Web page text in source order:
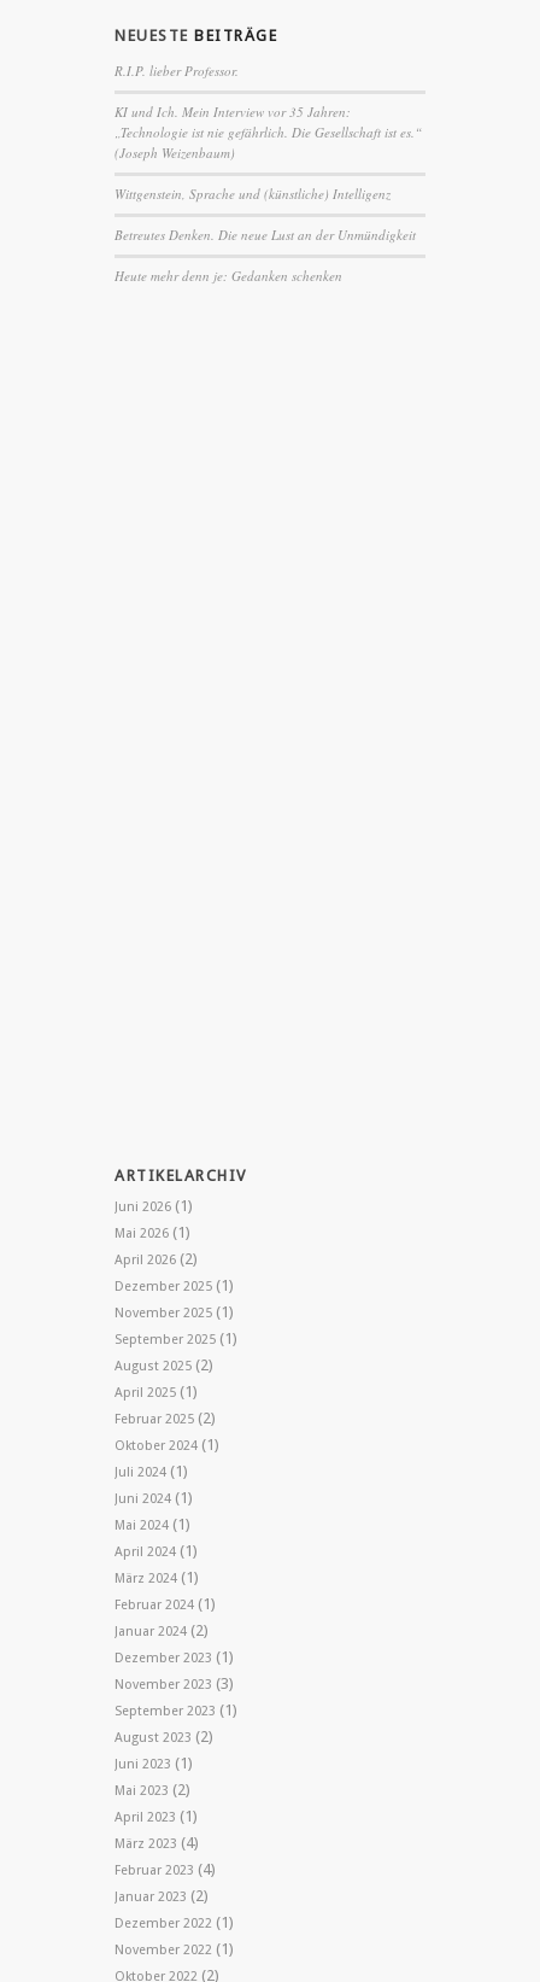
NEUESTE BEITRÄGE
R.I.P. lieber Professor.
KI und Ich. Mein Interview vor 35 Jahren:
„Technologie ist nie gefährlich. Die Gesellschaft ist es.“
(Joseph Weizenbaum)
Wittgenstein, Sprache und (künstliche) Intelligenz
Betreutes Denken. Die neue Lust an der Unmündigkeit
Heute mehr denn je: Gedanken schenken
ARTIKELARCHIV
Juni 2026 (1)
Mai 2026 (1)
April 2026 (2)
Dezember 2025 (1)
November 2025 (1)
September 2025 (1)
August 2025 (2)
April 2025 (1)
Februar 2025 (2)
Oktober 2024 (1)
Juli 2024 (1)
Juni 2024 (1)
Mai 2024 (1)
April 2024 (1)
März 2024 (1)
Februar 2024 (1)
Januar 2024 (2)
Dezember 2023 (1)
November 2023 (3)
September 2023 (1)
August 2023 (2)
Juni 2023 (1)
Mai 2023 (2)
April 2023 (1)
März 2023 (4)
Februar 2023 (4)
Januar 2023 (2)
Dezember 2022 (1)
November 2022 (1)
Oktober 2022 (2)